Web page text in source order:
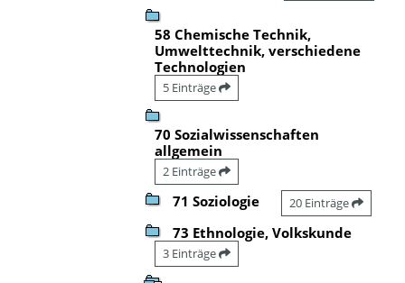
58 Chemische Technik,
Umwelttechnik, verschiedene
Technologien
5 Einträge
70 Sozialwissenschaften
allgemein
2 Einträge
71 Soziologie 20 Einträge
73 Ethnologie, Volkskunde
3 Einträge